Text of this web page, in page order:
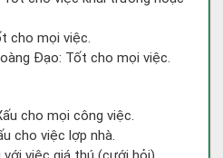
cho mọi việc.
Đạo: Tốt cho mọi việc.
cho mọi công việc.
cho việc lợp nhà.